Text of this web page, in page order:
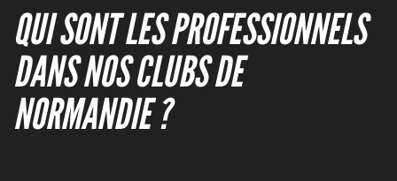
QUI SONT LES PROFESSIONNELS
DANS NOS CLUBS DE
NORMANDIE ?